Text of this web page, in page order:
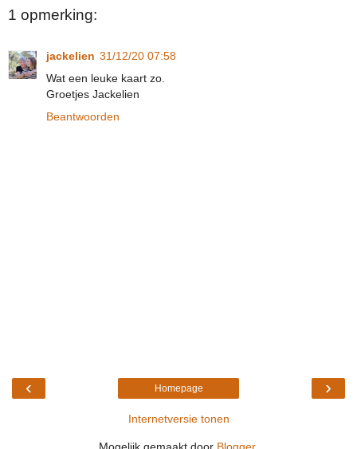
1 opmerking:
jackelien 31/12/20 07:58
Wat een leuke kaart zo.
Groetjes Jackelien
Beantwoorden
‹ ›
Homepage
Internetversie tonen
Mogelijk gemaakt door Blogger.